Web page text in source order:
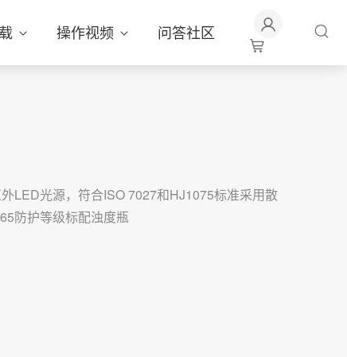
操作视频 问答社区
LED光源，符合ISO 7027和HJ1075标准采用散
防护等级标配浊度瓶